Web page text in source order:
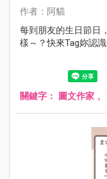
作者：阿貓
每到朋友的生日節日
樣～？快來Tag妳認
關鍵字： 圖文作家 、